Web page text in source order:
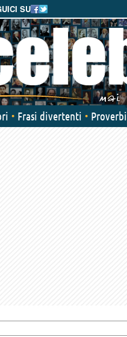
SU
Frasi divertenti Proverbi